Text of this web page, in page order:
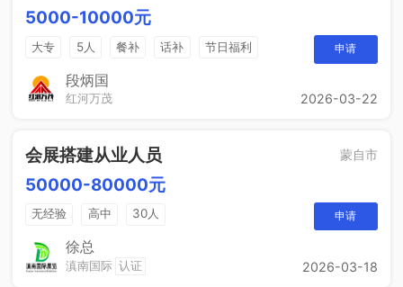
5000-10000元
大专 5人 餐补 话补
节日福利
带薪年假
工作餐
晋升空间
申请
段炳国
红河万茂 2026-03-22
会展搭建从业人员 蒙自市
50000-80000元
无经验 高中 30人 申请
徐总
滇南国际 认证 2026-03-18